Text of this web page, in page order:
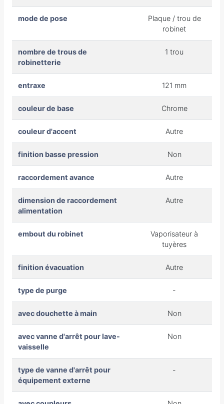
mode de pose
Plaque / trou de
robinet
nombre de trous de
robinetterie
1 trou
entraxe 121 mm
couleur de base Chrome
couleur d'accent Autre
finition basse pression Non
raccordement avance Autre
dimension de raccordement
alimentation
Autre
embout du robinet
Vaporisateur à
tuyères
finition évacuation Autre
type de purge -
avec douchette à main Non
avec vanne d'arrêt pour lave-
vaisselle
Non
type de vanne d'arrêt pour
équipement externe
-